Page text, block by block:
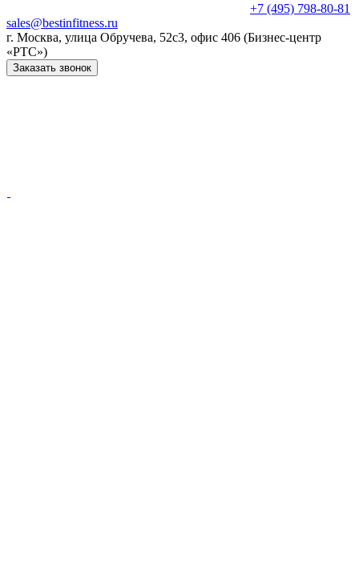
+7 (495) 798-80-81
sales@bestinfitness.ru
г. Москва, улица Обручева, 52с3, офис 406 (Бизнес-центр
«РТС»)
Заказать звонок